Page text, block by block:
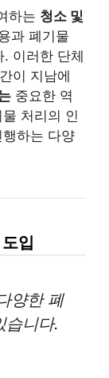
하는 청소 및
과 폐기물
이러한 단체
이 지남에
중요한 역
처리의 인
하는 다양
도입
양한 폐
습니다.